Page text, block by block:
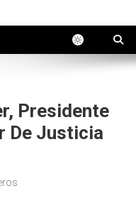
Presidente
De Justicia